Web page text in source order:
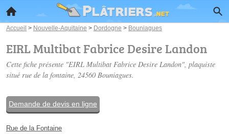
Accueil > Nouvelle-Aquitaine > Dordogne > Bouniagues
EIRL Multibat Fabrice Desire Landon
Cette fiche présente "EIRL Multibat Fabrice Desire Landon", plaquiste
situé rue de la fontaine, 24560 Bouniagues.
Demande de devis en ligne
Rue de la Fontaine